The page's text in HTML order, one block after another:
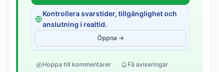
Kontrollera svarstider, tillgänglighet och
anslutning i realtid.
Öppna →
Hoppa till kommentarer Få aviseringar